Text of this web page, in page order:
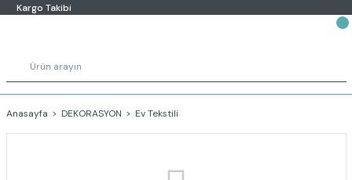
Kargo Takibi
Anasayfa DEKORASYON Ev Tekstili